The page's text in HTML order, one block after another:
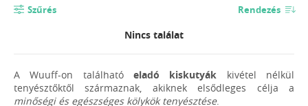
Szűrés Rendezés
Nincs találat
A Wuuff-on található eladó kiskutyák kivétel nélkül
tenyésztőktől származnak, akiknek elsődleges célja a
minőségi és egészséges kölykök tenyésztése.